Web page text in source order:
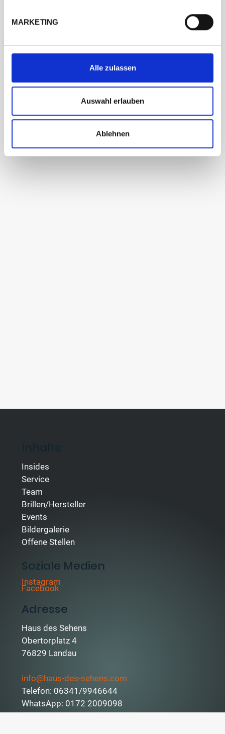
MARKETING
Alle zulassen
Auswahl erlauben
Ablehnen
Besuchen Sie uns
Insides
Service
Team
Brillen/Hersteller
Events
Bildergalerie
Offene Stellen
Soziale Medien
Instagram
Facebook
Adresse
Haus des Sehens
Obertorplatz 4
76829 Landau
info@haus-des-sehens.com
Telefon: 06341/9946644
WhatsApp: 0172 2009098
Fax: 06341/9946655